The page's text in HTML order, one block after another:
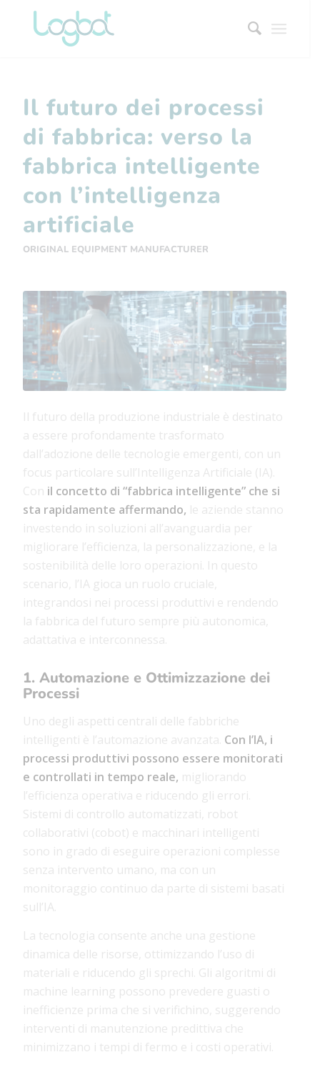
Il futuro dei processi
di fabbrica: verso la
fabbrica intelligente
con l’intelligenza
artificiale
ORIGINAL EQUIPMENT MANUFACTURER
Il futuro della produzione industriale è destinato
a essere profondamente trasformato
dall’adozione delle tecnologie emergenti, con un
focus particolare sull’Intelligenza Artificiale (IA).
Con il concetto di “fabbrica intelligente” che si
sta rapidamente affermando, le aziende stanno
investendo in soluzioni all’avanguardia per
migliorare l’efficienza, la personalizzazione, e la
sostenibilità delle loro operazioni. In questo
scenario, l’IA gioca un ruolo cruciale,
integrandosi nei processi produttivi e rendendo
la fabbrica del futuro sempre più autonomica,
adattativa e interconnessa.
1. Automazione e Ottimizzazione dei
Processi
Uno degli aspetti centrali delle fabbriche
intelligenti è l’automazione avanzata. Con l’IA, i
processi produttivi possono essere monitorati
e controllati in tempo reale, migliorando
l’efficienza operativa e riducendo gli errori.
Sistemi di controllo automatizzati, robot
collaborativi (cobot) e macchinari intelligenti
sono in grado di eseguire operazioni complesse
senza intervento umano, ma con un
monitoraggio continuo da parte di sistemi basati
sull’IA.
La tecnologia consente anche una gestione
dinamica delle risorse, ottimizzando l’uso di
materiali e riducendo gli sprechi. Gli algoritmi di
machine learning possono prevedere guasti o
inefficienze prima che si verifichino, suggerendo
interventi di manutenzione predittiva che
minimizzano i tempi di fermo e i costi operativi.